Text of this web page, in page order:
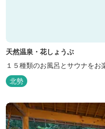
天然温泉・花しょうぶ
１５種類のお風呂とサウナをお
北勢